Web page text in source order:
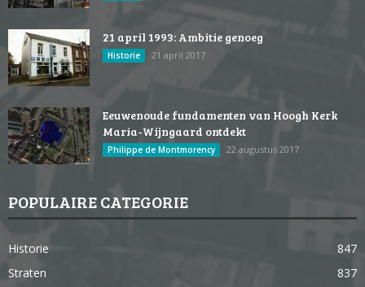
21 april 1993: Ambitie genoeg
Historie 21 april 2017
Eeuwenoude fundamenten van Hoogh Kerk
Maria-Wijngaard ontdekt
Philippe de Montmorency 22 augustus 2017
POPULAIRE CATEGORIE
Historie
847
Straten
837